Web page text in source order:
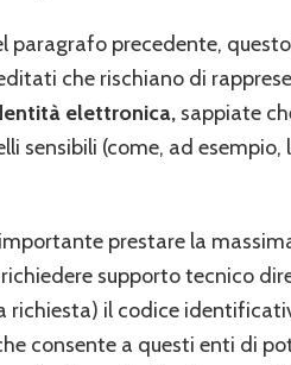
paragrafo precedente,
che rischiano di
elettronica, sappiate
sensibili (come, ad
prestare la
supporto tecnico
richiesta) il codice
consente a questi enti di